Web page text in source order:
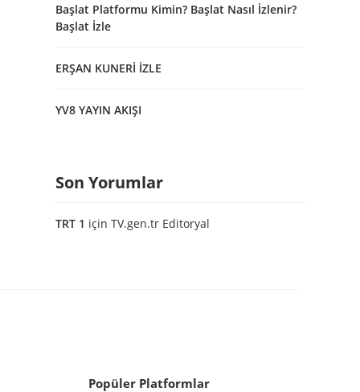
Başlat Platformu Kimin? Başlat Nasıl İzlenir?
Başlat İzle
ERŞAN KUNERİ İZLE
YV8 YAYIN AKIŞI
Son Yorumlar
TRT 1 için TV.gen.tr Editoryal
Popüler Platformlar